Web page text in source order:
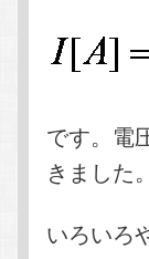
です。電
きました。
いろいろ